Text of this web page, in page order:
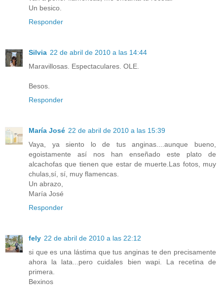
Un besico.
Responder
Silvia 22 de abril de 2010 a las 14:44
Maravillosas. Espectaculares. OLE.
Besos.
Responder
María José 22 de abril de 2010 a las 15:39
Vaya, ya siento lo de tus anginas....aunque bueno,
egoistamente así nos han enseñado este plato de
alcachofas que tienen que estar de muerte.Las fotos, muy
chulas,sí, sí, muy flamencas.
Un abrazo,
María José
Responder
fely 22 de abril de 2010 a las 22:12
si que es una lástima que tus anginas te den precisamente
ahora la lata...pero cuidales bien wapi. La recetina de
primera.
Bexinos